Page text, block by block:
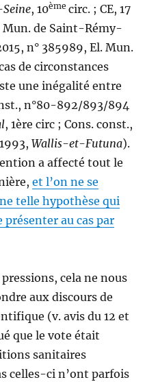
, 10ème circ. ; CE, 17
Mun. de Saint-Rémy-
n° 385989, El. Mun.
de circonstances
une inégalité entre
n°80-892/893/894
, 1ère circ ; Cons. const.,
Wallis-et-Futuna).
a affecté tout le
et l’on ne se
telle hypothèse qui
au cas par
cela ne nous
aux discours de
(v. avis du 12 et
que le vote était
sanitaires
celles-ci n’ont parfois